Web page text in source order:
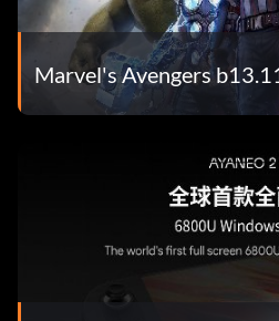
Marvel's Avengers